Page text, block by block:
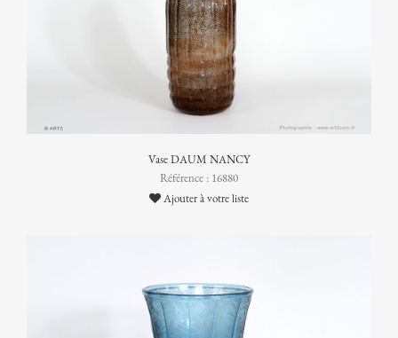
Vase DAUM NANCY
Référence : 16880
Ajouter à votre liste